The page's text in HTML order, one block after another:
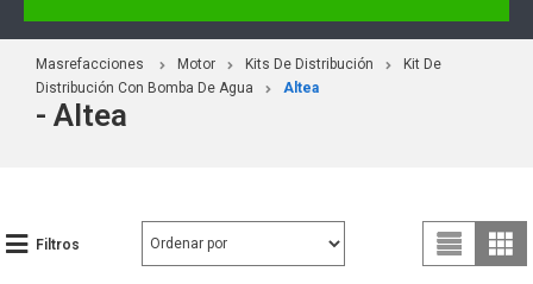
Masrefacciones Motor Kits De Distribución
Kit De
Distribución Con Bomba De Agua
Altea
- Altea
Filtros